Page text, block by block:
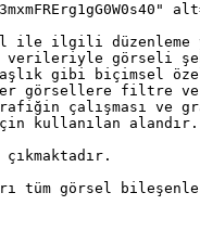
ile ilgili düzenleme
verileriyle görseli
gibi biçimsel
görsellere filtre
çalışması ve
kullanılan alandır.
tüm görsel